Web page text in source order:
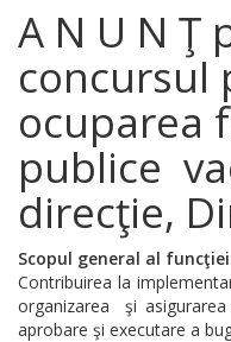
A N U N Ţ
concursul
ocuparea
publice
direcţie,
Scopul general al funcţiei
Contribuirea la
organizarea şi
aprobare şi executare a